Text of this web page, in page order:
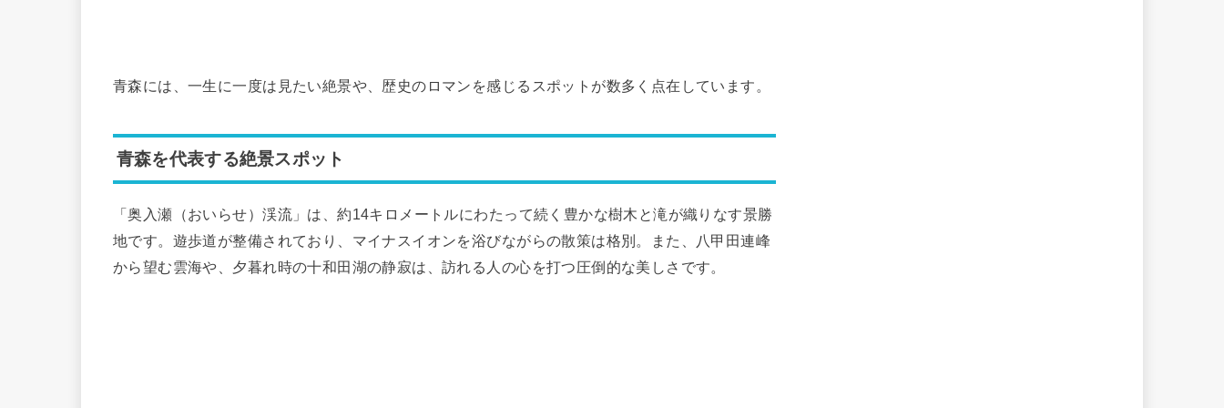
青森には、一生に一度は見たい絶景や、歴史のロマンを感じるスポットが数多く点在しています。
青森を代表する絶景スポット
「奥入瀬（おいらせ）渓流」は、約14キロメートルにわたって続く豊かな樹木と滝が織りなす景勝
地です。遊歩道が整備されており、マイナスイオンを浴びながらの散策は格別。また、八甲田連峰
から望む雲海や、夕暮れ時の十和田湖の静寂は、訪れる人の心を打つ圧倒的な美しさです。